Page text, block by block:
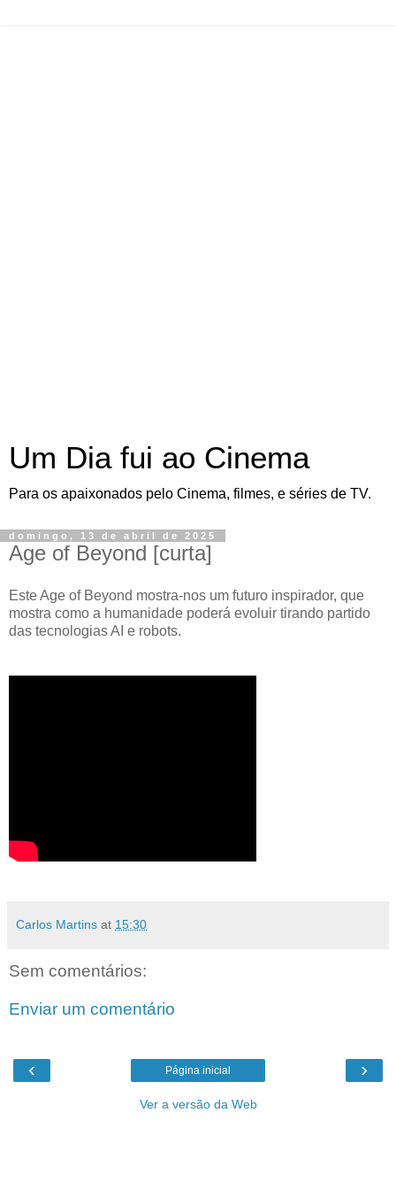
Um Dia fui ao Cinema
Para os apaixonados pelo Cinema, filmes, e séries de TV.
domingo, 13 de abril de 2025
Age of Beyond [curta]
Este Age of Beyond mostra-nos um futuro inspirador, que
mostra como a humanidade poderá evoluir tirando partido
das tecnologias AI e robots.
Carlos Martins at 15:30
Sem comentários:
Enviar um comentário
‹ ›
Página inicial
Ver a versão da Web